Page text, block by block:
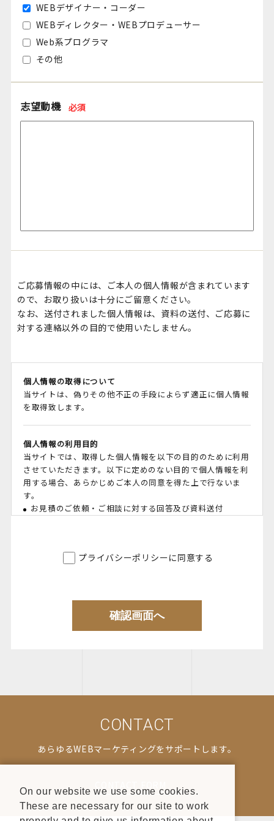
WEBデザイナー・コーダー
WEBディレクター・WEBプロデューサー
Web系プログラマ
その他
志望動機 必須
ご応募情報の中には、ご本人の個人情報が含まれています
ので、お取り扱いは十分にご留意ください。
なお、送付されました個人情報は、資料の送付、ご応募に
対する連絡以外の目的で使用いたしません。
個人情報の取得について
当サイトは、偽りその他不正の手段によらず適正に個人情報
を取得致します。
個人情報の利用目的
当サイトでは、取得した個人情報を以下の目的のために利用
させていただきます。以下に定めのない目的で個人情報を利
用する場合、あらかじめご本人の同意を得た上で行ないま
す。
お見積のご依頼・ご相談に対する回答及び資料送付
該第三者に対する必要かつ適切な監督を行います。
個人情報の第三者提供について
当サイトは、個人情報保護法等の法令に定めのある場合を除
個人情報の開示・訂正等について
プライバシーポリシーに同意する
CONTACT
あらゆるWEBマーケティングをサポートします。
On our website we use some cookies.
These are necessary for our site to work